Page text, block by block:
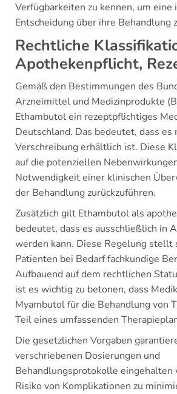
Verfügbarkeiten zu kennen, um
Entscheidung über ihre Behandlung
Rechtliche
Apothekenpflicht,
Gemäß den Bestimmungen des
Arzneimittel und Medizinprodukte
Ethambutol ein rezeptpflichtiges
Deutschland. Das bedeutet, dass es
Verschreibung erhältlich ist. Diese
auf die potenziellen
Notwendigkeit einer klinischen
der Behandlung zurückzuführen.
Zusätzlich gilt Ethambutol als
bedeutet, dass es ausschließlich in
werden kann. Diese Regelung stellt
Patienten bei Bedarf fachkundige
Aufbauend auf dem rechtlichen
ist es wichtig zu betonen, dass
Myambutol für die Behandlung von
Teil eines umfassenden
Die gesetzlichen Vorgaben
verschriebenen Dosierungen und
Behandlungsprotokolle eingehalten
Risiko von Komplikationen zu